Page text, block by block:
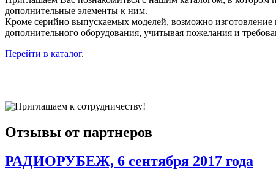
дополнительные элементы к ним.
Кроме серийно выпускаемых моделей, возможно изготовление
дополнительного оборудования, учитывая пожелания и
Перейти в каталог.
Отзывы от партнеров
РАДИОРУБЕЖ, 6 сентября 2017 года